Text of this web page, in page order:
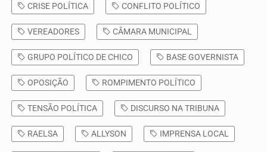
CRISE POLÍTICA CONFLITO POLÍTICO
VEREADORES CÂMARA MUNICIPAL
GRUPO POLÍTICO DE CHICO BASE GOVERNISTA
OPOSIÇÃO ROMPIMENTO POLÍTICO
TENSÃO POLÍTICA DISCURSO NA TRIBUNA
RAELSA ALLYSON IMPRENSA LOCAL